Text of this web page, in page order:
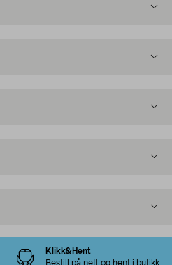
Klikk&Hent
Bestill på nett og hent i butikk